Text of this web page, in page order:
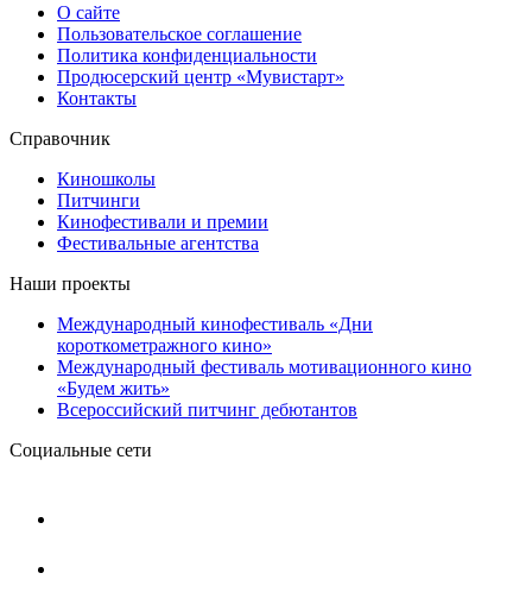
О сайте
Пользовательское соглашение
Политика конфиденциальности
Продюсерский центр «Мувистарт»
Контакты
Справочник
Киношколы
Питчинги
Кинофестивали и премии
Фестивальные агентства
Наши проекты
Международный кинофестиваль «Дни
короткометражного кино»
Международный фестиваль мотивационного кино
«Будем жить»
Всероссийский питчинг дебютантов
Социальные сети